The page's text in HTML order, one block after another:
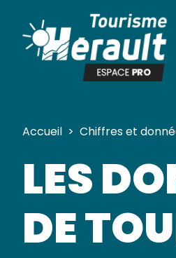
Accueil > Chiffres et
LES
DE